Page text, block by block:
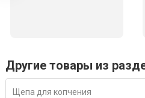
Другие товары из
Щепа для копчения